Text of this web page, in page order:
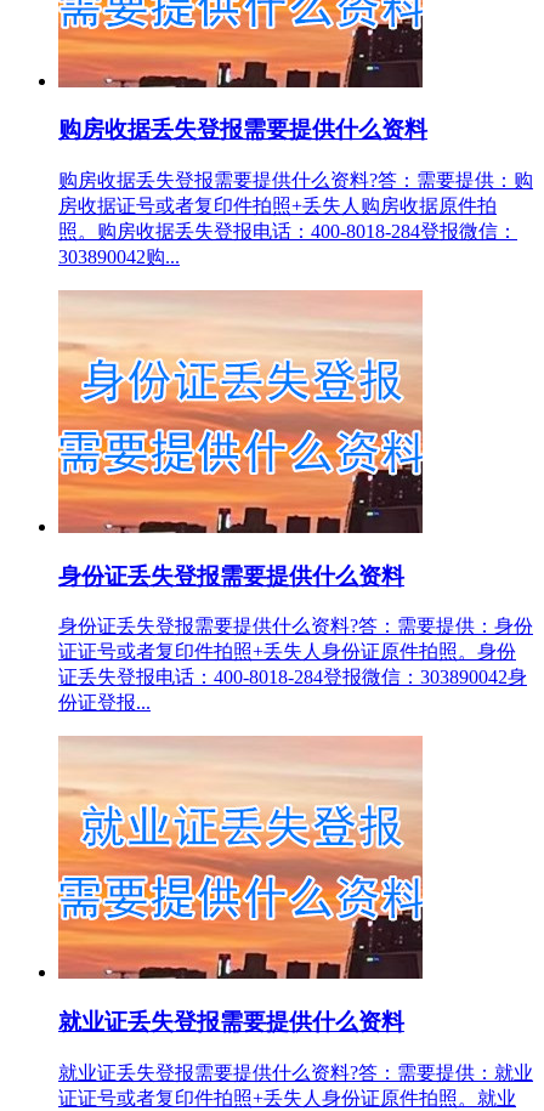
购房收据丢失登报需要提供什么资料
购房收据丢失登报需要提供什么资料?答：需要提供：购
房收据证号或者复印件拍照+丢失人购房收据原件拍
照。购房收据丢失登报电话：400-8018-284登报微信：
303890042购...
身份证丢失登报需要提供什么资料
身份证丢失登报需要提供什么资料?答：需要提供：身份
证证号或者复印件拍照+丢失人身份证原件拍照。身份
证丢失登报电话：400-8018-284登报微信：303890042身
份证登报...
就业证丢失登报需要提供什么资料
就业证丢失登报需要提供什么资料?答：需要提供：就业
证证号或者复印件拍照+丢失人身份证原件拍照。就业